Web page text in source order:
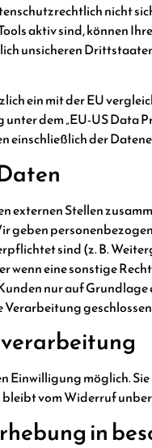
nicht
aktiv sind, können
unsicheren
ein mit der EU
dem „EU-US Data
der
Stellen
sind (z. B.
wenn eine sonstige
nur auf
möglich.
vom Widerruf
in